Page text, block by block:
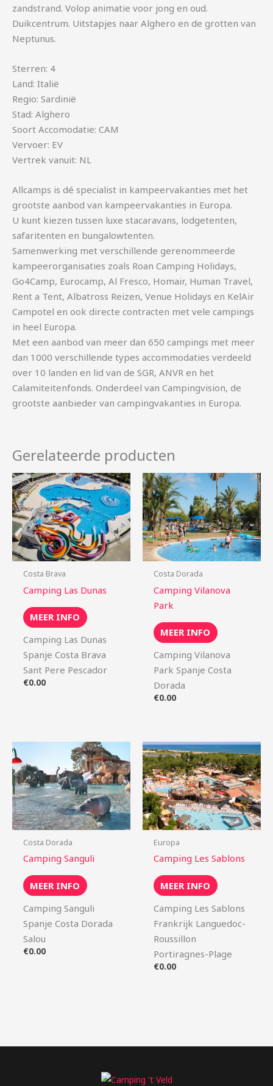
zandstrand. Volop animatie voor jong en oud.
Duikcentrum. Uitstapjes naar Alghero en de grotten van
Neptunus.
Sterren: 4
Land: Italië
Regio: Sardinië
Stad: Alghero
Soort Accomodatie: CAM
Vervoer: EV
Vertrek vanuit: NL
Allcamps is dé specialist in kampeervakanties met het
grootste aanbod van kampeervakanties in Europa.
U kunt kiezen tussen luxe stacaravans, lodgetenten,
safaritenten en bungalowtenten.
Samenwerking met verschillende gerenommeerde
kampeerorganisaties zoals Roan Camping Holidays,
Go4Camp, Eurocamp, Al Fresco, Homair, Human Travel,
Rent a Tent, Albatross Reizen, Venue Holidays en KelAir
Campotel en ook directe contracten met vele campings
in heel Europa.
Met een aanbod van meer dan 650 campings met meer
dan 1000 verschillende types accommodaties verdeeld
over 10 landen en lid van de SGR, ANVR en het
Calamiteitenfonds. Onderdeel van Campingvision, de
grootste aanbieder van campingvakanties in Europa.
Gerelateerde producten
Costa Brava
Camping Las Dunas
MEER INFO
Camping Las Dunas
Spanje Costa Brava
Sant Pere Pescador
€0.00
Costa Dorada
Camping Vilanova
Park
MEER INFO
Camping Vilanova
Park Spanje Costa
Dorada
€0.00
Costa Dorada
Camping Sanguli
MEER INFO
Camping Sanguli
Spanje Costa Dorada
Salou
€0.00
Europa
Camping Les Sablons
MEER INFO
Camping Les Sablons
Frankrijk Languedoc-
Roussillon
Portiragnes-Plage
€0.00